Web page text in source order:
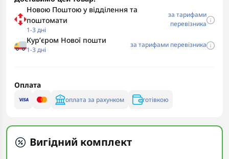
Новою Поштою у відділення та
поштомати
1-3 дні
за тарифами
перевізника
Курʼєром Нової пошти
1-3 дні
за тарифами перевізника
Оплата
оплата за рахунком готівкою
Вигідний комплект